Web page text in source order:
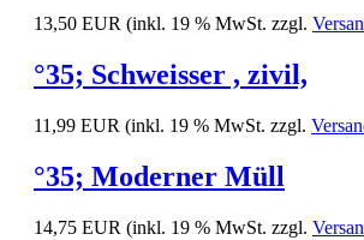
13,50 EUR (inkl. 19 % MwSt. zzgl.
°35; Schweisser , zivil,
11,99 EUR (inkl. 19 % MwSt. zzgl.
°35; Moderner Müll
14,75 EUR (inkl. 19 % MwSt. zzgl.